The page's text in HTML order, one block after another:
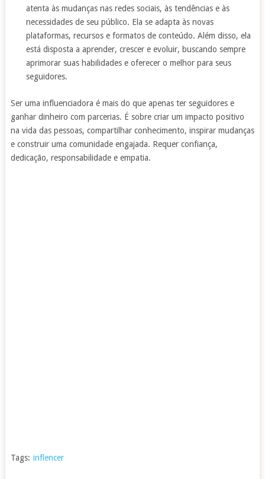
atenta às mudanças nas redes sociais, às tendências e às
necessidades de seu público. Ela se adapta às novas
plataformas, recursos e formatos de conteúdo. Além disso, ela
está disposta a aprender, crescer e evoluir, buscando sempre
aprimorar suas habilidades e oferecer o melhor para seus
seguidores.
Ser uma influenciadora é mais do que apenas ter seguidores e
ganhar dinheiro com parcerias. É sobre criar um impacto positivo
na vida das pessoas, compartilhar conhecimento, inspirar mudanças
e construir uma comunidade engajada. Requer confiança,
dedicação, responsabilidade e empatia.
Tags: inflencer